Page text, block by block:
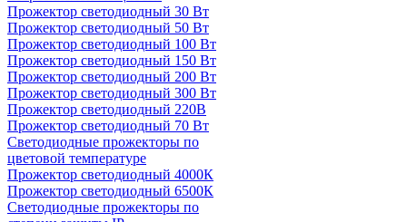
Прожектор светодиодный 30 Вт
Прожектор светодиодный 50 Вт
Прожектор светодиодный 100 Вт
Прожектор светодиодный 150 Вт
Прожектор светодиодный 200 Вт
Прожектор светодиодный 300 Вт
Прожектор светодиодный 220В
Прожектор светодиодный 70 Вт
Светодиодные прожекторы по
цветовой температуре
Прожектор светодиодный 4000К
Прожектор светодиодный 6500К
Светодиодные прожекторы по